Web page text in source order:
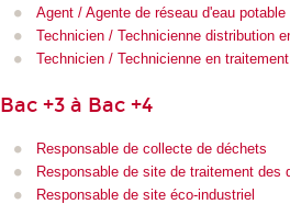
Agent / Agente de réseau d'eau potable
Technicien / Technicienne distribution
Technicien / Technicienne en
Bac +3 à Bac +4
Responsable de collecte de déchets
Responsable de site de traitement des
Responsable de site éco-industriel